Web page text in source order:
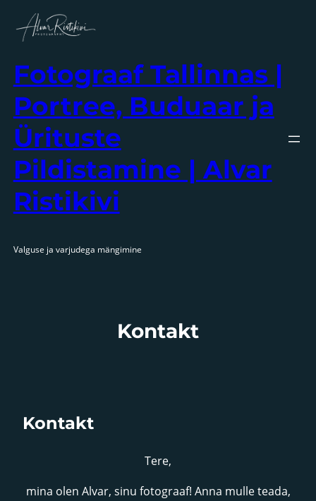
sisu
Fotograaf Tallinnas |
Portree, Buduaar ja
Ürituste
Pildistamine | Alvar
Ristikivi
Valguse ja varjudega mängimine
Kontakt
Kontakt
Tere,
mina olen Alvar, sinu fotograaf! Anna mulle teada,